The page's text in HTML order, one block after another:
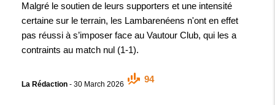
Malgré le soutien de leurs supporters et une intensité
certaine sur le terrain, les Lambarenéens n'ont en effet
pas réussi à s’imposer face au Vautour Club, qui les a
contraints au match nul (1-1).
La Rédaction - 30 March 2026
94